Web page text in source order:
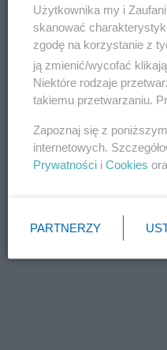
Użytkownika my i
skanować
zgodę na korzystanie z
ją zmienić/wycofać
Niektóre rodzaje
takiemu przetwarzaniu.
Zapoznaj się z
internetowych.
Prywatności i Cookies
PARTNERZY